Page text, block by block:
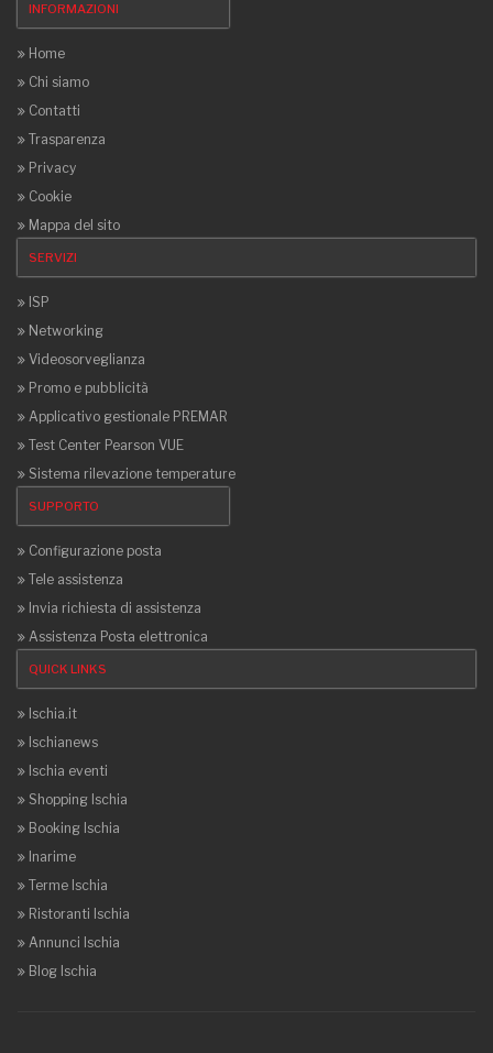
INFORMAZIONI
Home
Chi siamo
Contatti
Trasparenza
Privacy
Cookie
Mappa del sito
SERVIZI
ISP
Networking
Videosorveglianza
Promo e pubblicità
Applicativo gestionale PREMAR
Test Center Pearson VUE
Sistema rilevazione temperature
SUPPORTO
Configurazione posta
Tele assistenza
Invia richiesta di assistenza
Assistenza Posta elettronica
QUICK LINKS
Ischia.it
Ischianews
Ischia eventi
Shopping Ischia
Booking Ischia
Inarime
Terme Ischia
Ristoranti Ischia
Annunci Ischia
Blog Ischia